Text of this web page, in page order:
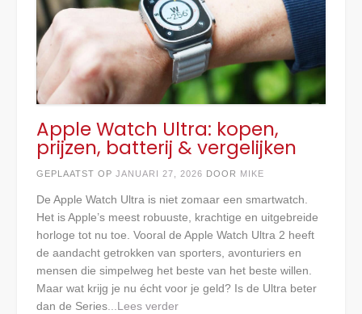
Apple Watch Ultra: kopen,
prijzen, batterij & vergelijken
GEPLAATST OP JANUARI 27, 2026 DOOR MIKE
De Apple Watch Ultra is niet zomaar een smartwatch.
Het is Apple’s meest robuuste, krachtige en uitgebreide
horloge tot nu toe. Vooral de Apple Watch Ultra 2 heeft
de aandacht getrokken van sporters, avonturiers en
mensen die simpelweg het beste van het beste willen.
Maar wat krijg je nu écht voor je geld? Is de Ultra beter
dan de Series...Lees verder